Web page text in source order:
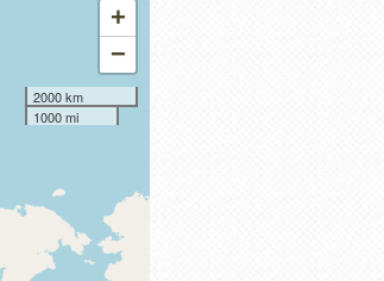
+
−
2000 km
1000 mi